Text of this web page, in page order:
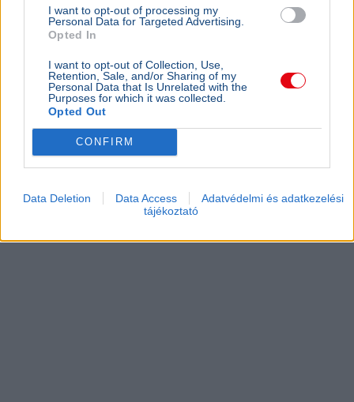
I want to opt-out of processing my
Personal Data for Targeted Advertising.
Opted In
I want to opt-out of Collection, Use,
Retention, Sale, and/or Sharing of my
Personal Data that Is Unrelated with the
Purposes for which it was collected.
Opted Out
CONFIRM
Data Deletion Data Access
Adatvédelmi és adatkezelési
tájékoztató